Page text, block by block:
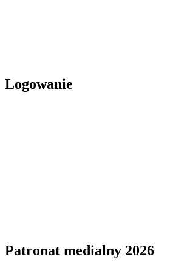
Logowanie
Patronat medialny 2026